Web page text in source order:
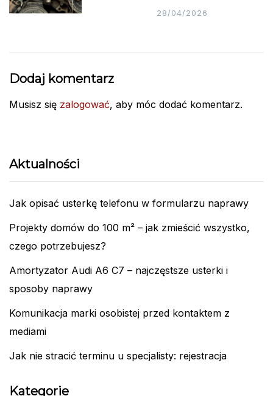
28/04/2026
Dodaj komentarz
Musisz się zalogować, aby móc dodać komentarz.
Aktualności
Jak opisać usterkę telefonu w formularzu naprawy
Projekty domów do 100 m² – jak zmieścić wszystko,
czego potrzebujesz?
Amortyzator Audi A6 C7 – najczęstsze usterki i
sposoby naprawy
Komunikacja marki osobistej przed kontaktem z
mediami
Jak nie stracić terminu u specjalisty: rejestracja
Kategorie